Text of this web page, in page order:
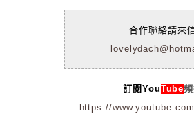
合作聯絡請來
訂閱YouTube頻
https://